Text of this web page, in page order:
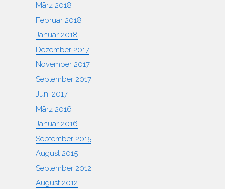
März 2018
Februar 2018
Januar 2018
Dezember 2017
November 2017
September 2017
Juni 2017
März 2016
Januar 2016
September 2015
August 2015
September 2012
August 2012